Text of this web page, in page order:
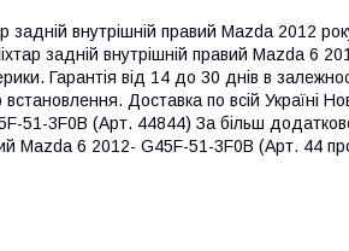
задній внутрішній правий Mazda 2012
задній внутрішній правий Mazda 6
Гарантія від 14 до 30 днів в
Доставка по всій Україні
51-3F0B (Арт. 44844) За більш
Mazda 6 2012- G45F-51-3F0B (Арт. 44